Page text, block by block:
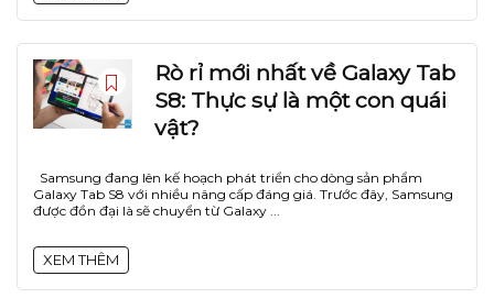
Rò rỉ mới nhất về Galaxy Tab
S8: Thực sự là một con quái
vật?
Samsung đang lên kế hoạch phát triển cho dòng sản phẩm
Galaxy Tab S8 với nhiều nâng cấp đáng giá. Trước đây, Samsung
được đồn đại là sẽ chuyển từ Galaxy ...
XEM THÊM